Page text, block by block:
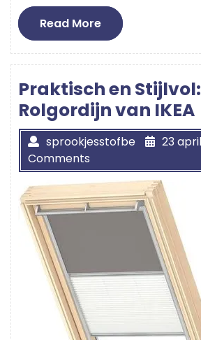
Read MoreRead
More
Praktisch en
Rolgordijn van IKEA
sprookjesstofbe 23
Comments